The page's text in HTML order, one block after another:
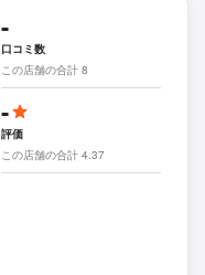
-
口コミ数
この店舗の合計 8
-
評価
この店舗の合計 4.37